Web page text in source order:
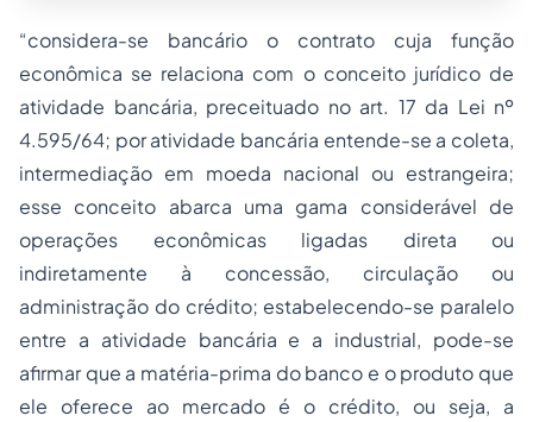
“considera-se bancário o contrato cuja função
econômica se relaciona com o conceito jurídico de
atividade bancária, preceituado no art. 17 da Lei nº
4.595/64; por atividade bancária entende-se a coleta,
intermediação em moeda nacional ou estrangeira;
esse conceito abarca uma gama considerável de
operações econômicas ligadas direta ou
indiretamente à concessão, circulação ou
administração do crédito; estabelecendo-se paralelo
entre a atividade bancária e a industrial, pode-se
afirmar que a matéria-prima do banco e o produto que
ele oferece ao mercado é o crédito, ou seja, a